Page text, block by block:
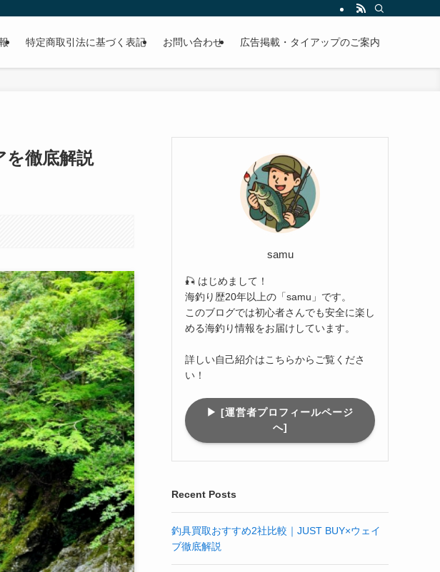
る目的で運営されているWEBサイトです。
特定商取引法に基づく表記 お問い合わせ 広告掲載・タイアップのご案内
を徹底解説
samu
🎣 はじめまして！
海釣り歴20年以上の「samu」です。
このブログでは初心者さんでも安全に楽し
める海釣り情報をお届けしています。
詳しい自己紹介はこちらからご覧くださ
い！
▶︎ [運営者プロフィールページ
へ]
Recent Posts
釣具買取おすすめ2社比較｜JUST BUY×ウェイ
ブ徹底解説